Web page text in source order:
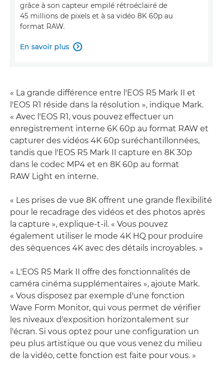
grâce à son capteur empilé rétroéclairé de
45 millions de pixels et à sa vidéo 8K 60p au
format RAW.
En savoir plus 
« La grande différence entre l'EOS R5 Mark II et
l'EOS R1 réside dans la résolution », indique Mark.
« Avec l'EOS R1, vous pouvez effectuer un
enregistrement interne 6K 60p au format RAW et
capturer des vidéos 4K 60p suréchantillonnées,
tandis que l'EOS R5 Mark II capture en 8K 30p
dans le codec MP4 et en 8K 60p au format
RAW Light en interne.
« Les prises de vue 8K offrent une grande flexibilité
pour le recadrage des vidéos et des photos après
la capture », explique-t-il. « Vous pouvez
également utiliser le mode 4K HQ pour produire
des séquences 4K avec des détails incroyables. »
« L'EOS R5 Mark II offre des fonctionnalités de
caméra cinéma supplémentaires », ajoute Mark.
« Vous disposez par exemple d'une fonction
Wave Form Monitor, qui vous permet de vérifier
les niveaux d'exposition horizontalement sur
l'écran. Si vous optez pour une configuration un
peu plus artistique ou que vous venez du milieu
de la vidéo, cette fonction est faite pour vous. »